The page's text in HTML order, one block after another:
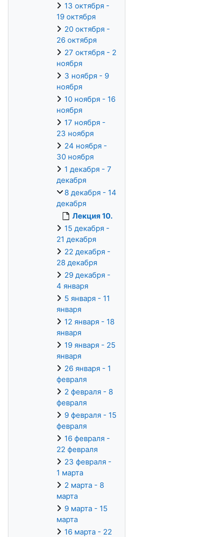
13 октября -
19 октября
20 октября -
26 октября
27 октября - 2
ноября
3 ноября - 9
ноября
10 ноября - 16
ноября
17 ноября -
23 ноября
24 ноября -
30 ноября
1 декабря - 7
декабря
8 декабря - 14
декабря
Лекция 10.
15 декабря -
21 декабря
22 декабря -
28 декабря
29 декабря -
4 января
5 января - 11
января
12 января - 18
января
19 января - 25
января
26 января - 1
февраля
2 февраля - 8
февраля
9 февраля - 15
февраля
16 февраля -
22 февраля
23 февраля -
1 марта
2 марта - 8
марта
9 марта - 15
марта
16 марта - 22